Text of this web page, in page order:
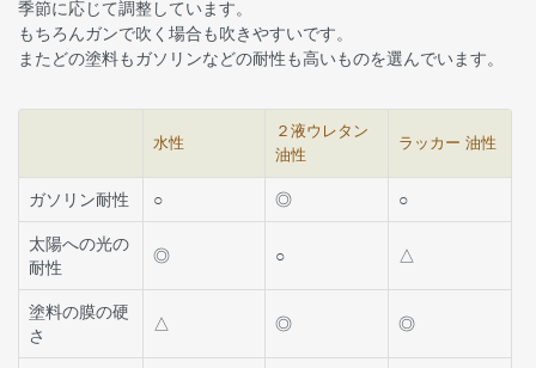
季節に応じて調整しています。
もちろんガンで吹く場合も吹きやすいです。
またどの塗料もガソリンなどの耐性も高いものを選んでいます。
水性
２液ウレタン
油性
ラッカー 油性
ガソリン耐性 ○ ◎ ○
太陽への光の
耐性
◎ ○ △
塗料の膜の硬
さ
△ ◎ ◎